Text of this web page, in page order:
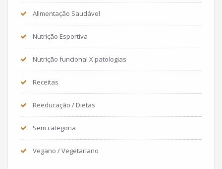
Alimentação Saudável
Nutrição Esportiva
Nutrição funcional X patologias
Receitas
Reeducação / Dietas
Sem categoria
Vegano / Vegetariano